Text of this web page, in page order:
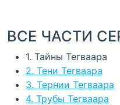
ВСЕ ЧАСТИ
1. Тайны Тегваара
2. Тени Тегваара
3. Тернии Тегваара
4. Трубы Тегваара